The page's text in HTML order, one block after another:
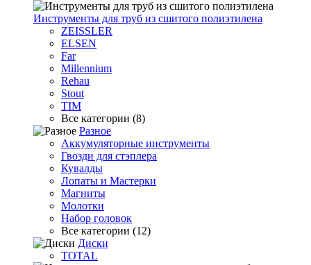
Инструменты для труб из сшитого полиэтилена
ZEISSLER
ELSEN
Far
Millennium
Rehau
Stout
TIM
Все категории (8)
Разное
Аккумуляторные инструменты
Гвозди для стэплера
Кувалды
Лопаты и Мастерки
Магниты
Молотки
Набор головок
Все категории (12)
Диски
TOTAL